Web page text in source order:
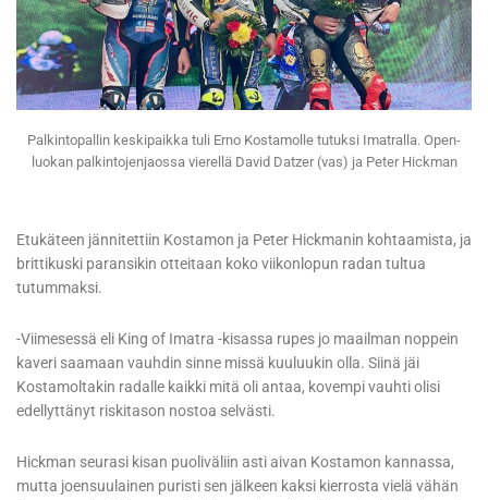
Palkintopallin keskipaikka tuli Erno Kostamolle tutuksi Imatralla. Open-
luokan palkintojenjaossa vierellä David Datzer (vas) ja Peter Hickman
Etukäteen jännitettiin Kostamon ja Peter Hickmanin kohtaamista, ja
brittikuski paransikin otteitaan koko viikonlopun radan tultua
tutummaksi.
-Viimesessä eli King of Imatra -kisassa rupes jo maailman noppein
kaveri saamaan vauhdin sinne missä kuuluukin olla. Siinä jäi
Kostamoltakin radalle kaikki mitä oli antaa, kovempi vauhti olisi
edellyttänyt riskitason nostoa selvästi.
Hickman seurasi kisan puoliväliin asti aivan Kostamon kannassa,
mutta joensuulainen puristi sen jälkeen kaksi kierrosta vielä vähän